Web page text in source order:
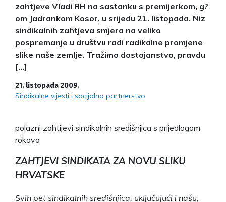
zahtjeve Vladi RH na sastanku s premijerkom, g?
om Jadrankom Kosor, u srijedu 21. listopada. Niz
sindikalnih zahtjeva smjera na veliko
pospremanje u društvu radi radikalne promjene
slike naše zemlje. Tražimo dostojanstvo, pravdu
[…]
21. listopada 2009.
Sindikalne vijesti i socijalno partnerstvo
polazni zahtijevi sindikalnih središnjica s prijedlogom
rokova
ZAHTJEVI SINDIKATA ZA NOVU SLIKU
HRVATSKE
Svih pet sindikalnih središnjica, uključujući i našu,